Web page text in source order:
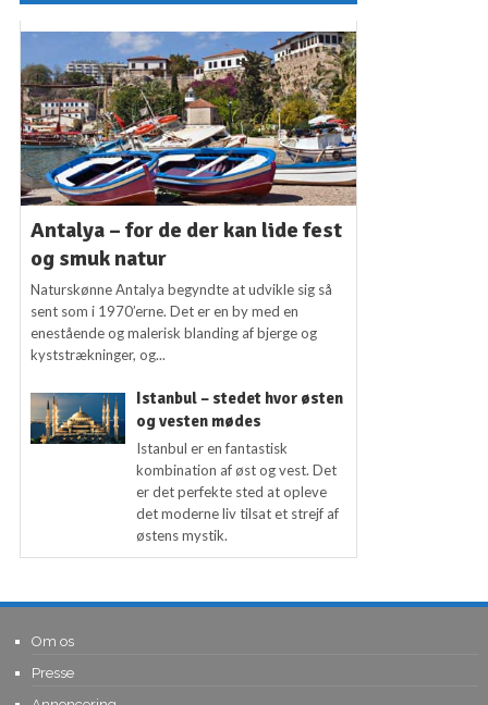
Antalya – for de der kan lide fest
og smuk natur
Naturskønne Antalya begyndte at udvikle sig så
sent som i 1970’erne. Det er en by med en
enestående og malerisk blanding af bjerge og
kyststrækninger, og...
Istanbul – stedet hvor østen
og vesten mødes
Istanbul er en fantastisk
kombination af øst og vest. Det
er det perfekte sted at opleve
det moderne liv tilsat et strejf af
østens mystik.
Om os
Presse